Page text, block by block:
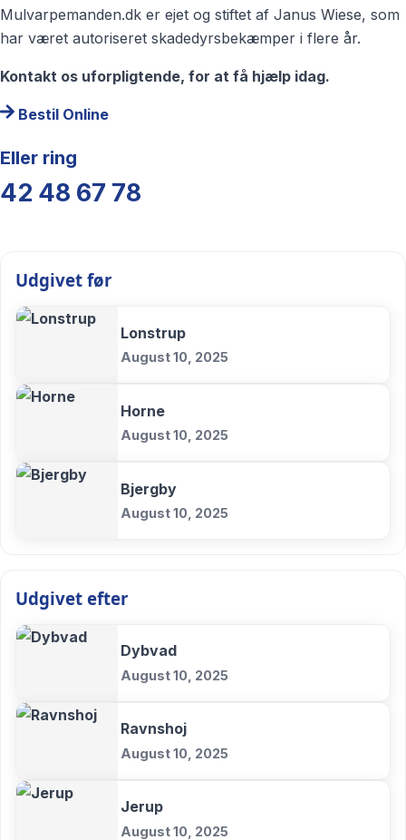
Mulvarpemanden.dk er ejet og stiftet af Janus Wiese, som
har været autoriseret skadedyrsbekæmper i flere år.
Kontakt os uforpligtende, for at få hjælp idag.
Bestil Online
Eller ring
42 48 67 78
Udgivet før
Lonstrup
August 10, 2025
Horne
August 10, 2025
Bjergby
August 10, 2025
Udgivet efter
Dybvad
August 10, 2025
Ravnshoj
August 10, 2025
Jerup
August 10, 2025